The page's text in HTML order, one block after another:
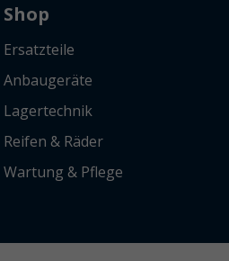
Shop
Ersatzteile
Anbaugeräte
Lagertechnik
Reifen & Räder
Wartung & Pflege